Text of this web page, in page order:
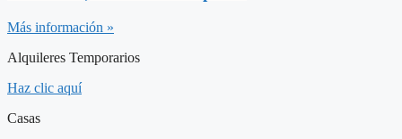
Más información »
Alquileres Temporarios
Haz clic aquí
Casas